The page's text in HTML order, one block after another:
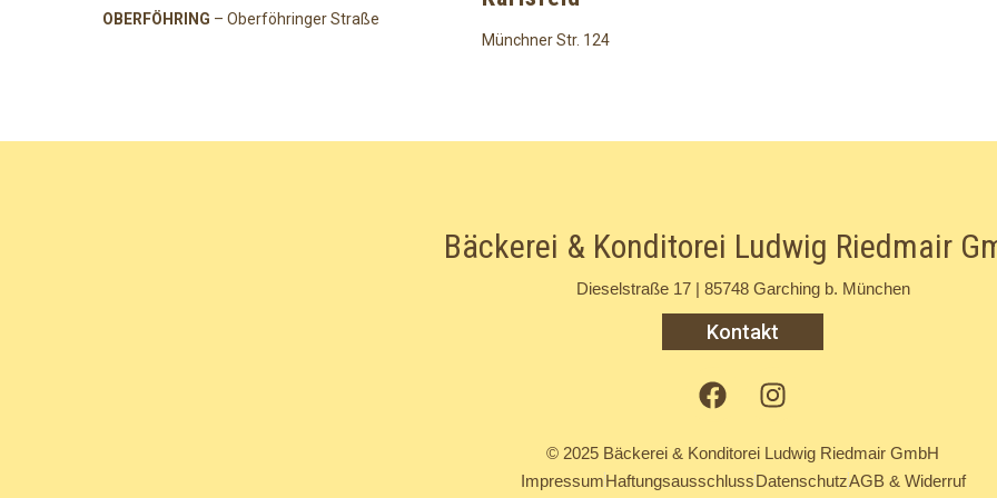
OBERFÖHRING – Oberföhringer Straße
Münchner Str. 124
Bäckerei & Konditorei Ludwig Riedmair
Dieselstraße 17 | 85748 Garching b. München
Kontakt
© 2025 Bäckerei & Konditorei Ludwig Riedmair GmbH
ImpressumHaftungsausschlussDatenschutzAGB & Widerruf